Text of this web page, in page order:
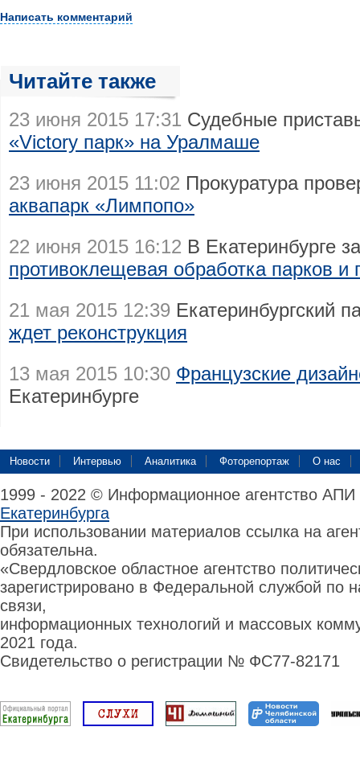
Написать комментарий
Читайте также
23 июня 2015 17:31 Судебные
«Victory парк» на Уралмаше
23 июня 2015 11:02 Прокуратура
аквапарк «Лимпопо»
22 июня 2015 16:12 В Екатеринбурге
противоклещевая обработка парков и
21 мая 2015 12:39 Екатеринбургский
ждет реконструкция
13 мая 2015 10:30 Французские
Екатеринбурге
Новости Интервью Аналитика Фоторепортаж О нас
1999 - 2022 © Информационное агентство
Екатеринбурга
При использовании материалов ссылка на
обязательна.
«Свердловское областное агентство
зарегистрировано в Федеральной службой по
связи,
информационных технологий и массовых
2021 года.
Свидетельство о регистрации № ФС77-82171